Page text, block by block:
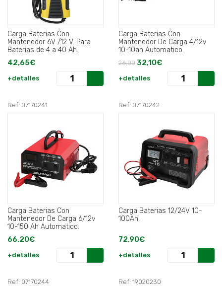
Carga Baterias Con
Mantenedor 6V /12 V. Para
Baterias de 4 a 40 Ah..
42,65€
+detalles
Carga Baterias Con
Mantenedor De Carga 4/12v
10-10ah Automatico.
26,00 32,10€
+detalles
Ref: 07170241
Carga Baterias Con
Mantenedor De Carga 6/12v
10-150 Ah Automatico.
66,20€
+detalles
Ref: 07170242
Carga Baterias 12/24V 10-
100Ah.
72,90€
+detalles
Ref: 07170244 Ref: 19020230